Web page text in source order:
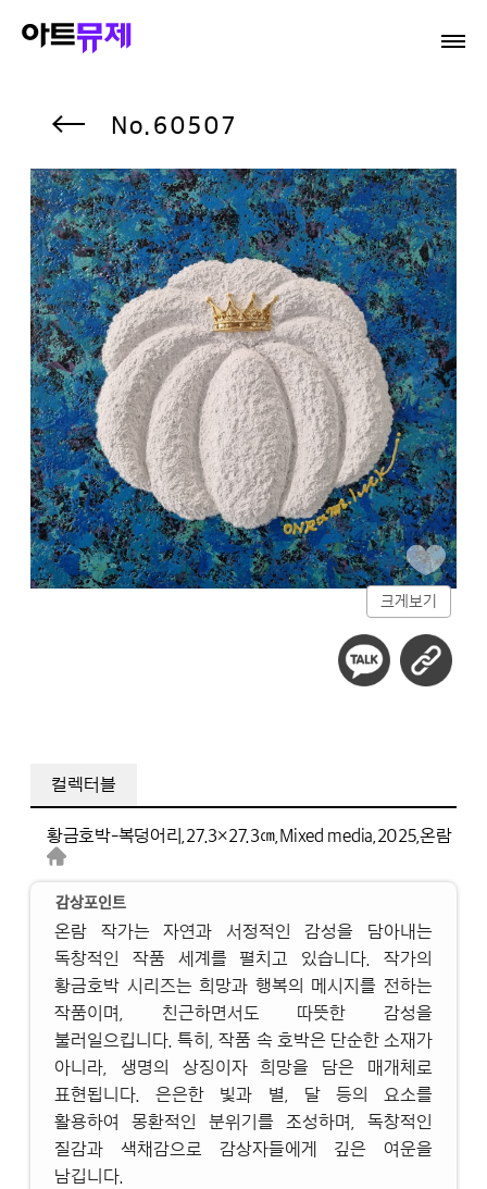
60507
크게보기
컬렉터블
황금호박-복덩어리, 27.3×27.3㎝, Mixed media, 2025,온람
감상포인트
온람 작가는 자연과 서정적인 감성을 담아내는
독창적인 작품 세계를 펼치고 있습니다. 작가의
황금호박 시리즈는 희망과 행복의 메시지를 전하는
작품이며, 친근하면서도 따뜻한 감성을
불러일으킵니다. 특히, 작품 속 호박은 단순한 소재가
아니라, 생명의 상징이자 희망을 담은 매개체로
표현됩니다. 은은한 빛과 별, 달 등의 요소를
활용하여 몽환적인 분위기를 조성하며, 독창적인
질감과 색채감으로 감상자들에게 깊은 여운을
남깁니다.